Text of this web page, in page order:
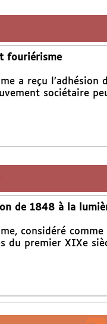
fouriérisme
a reçu l’adhésion
sociétaire
de 1848 à la
considéré
du premier XIXe